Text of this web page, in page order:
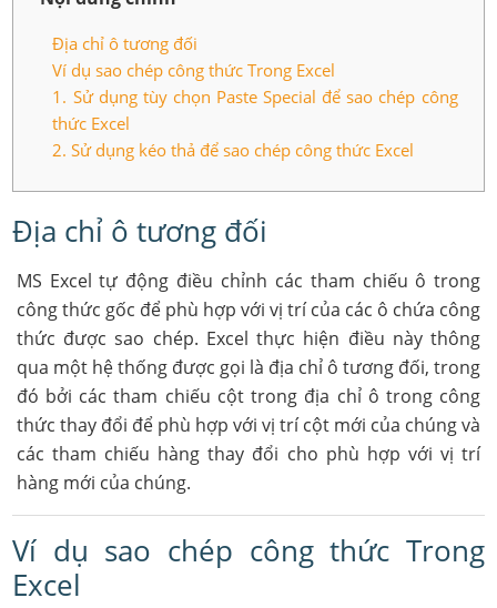
Địa chỉ ô tương đối
Ví dụ sao chép công thức Trong Excel
1. Sử dụng tùy chọn Paste Special để sao chép công
thức Excel
2. Sử dụng kéo thả để sao chép công thức Excel
Địa chỉ ô tương đối
MS Excel tự động điều chỉnh các tham chiếu ô trong
công thức gốc để phù hợp với vị trí của các ô chứa công
thức được sao chép. Excel thực hiện điều này thông
qua một hệ thống được gọi là địa chỉ ô tương đối, trong
đó bởi các tham chiếu cột trong địa chỉ ô trong công
thức thay đổi để phù hợp với vị trí cột mới của chúng và
các tham chiếu hàng thay đổi cho phù hợp với vị trí
hàng mới của chúng.
Ví dụ sao chép công thức Trong
Excel